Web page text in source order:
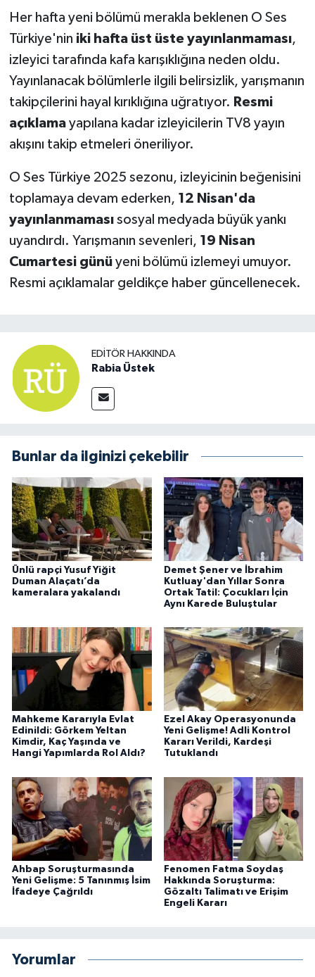
Her hafta yeni bölümü merakla beklenen O Ses
Türkiye'nin iki hafta üst üste yayınlanmaması,
izleyici tarafında kafa karışıklığına neden oldu.
Yayınlanacak bölümlerle ilgili belirsizlik, yarışmanın
takipçilerini hayal kırıklığına uğratıyor. Resmi
açıklamayapılana kadar izleyicilerin TV8 yayın
akışını takip etmeleri öneriliyor.
O Ses Türkiye 2025 sezonu, izleyicinin beğenisini
toplamaya devam ederken, 12 Nisan'da
yayınlanmamasısosyal medyada büyük yankı
uyandırdı. Yarışmanın sevenleri, 19 Nisan
Cumartesi günüyeni bölümü izlemeyi umuyor.
Resmi açıklamalar geldikçe haber güncellenecek.
EDITÖR HAKKINDA
Rabia Üstek
Bunlar da ilginizi çekebilir
Ünlü rapçi Yusuf Yiğit
Duman Alaçatı’da
kameralara yakalandı
Demet Şener ve İbrahim
Kutluay'dan Yıllar Sonra
Ortak Tatil: Çocukları İçin
Aynı Karede Buluştular
Mahkeme Kararıyla Evlat
Edinildi: Görkem Yeltan
Kimdir, Kaç Yaşında ve
Hangi Yapımlarda Rol Aldı?
Ezel Akay Operasyonunda
Yeni Gelişme! Adli Kontrol
Kararı Verildi, Kardeşi
Tutuklandı
Ahbap Soruşturmasında
Yeni Gelişme: 5 Tanınmış İsim
İfadeye Çağrıldı
Fenomen Fatma Soydaş
Hakkında Soruşturma:
Gözaltı Talimatı ve Erişim
Engeli Kararı
Yorumlar